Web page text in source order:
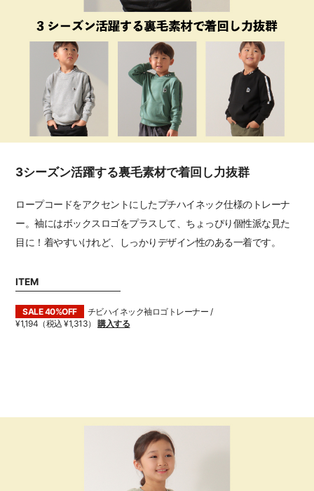
3シーズン活躍する裏毛素材で着回し力抜群
ロープコードをアクセントにしたプチハイネック仕様のトレーナ
ー。袖にはボックスロゴをプラスして、ちょっぴり個性派な見た
目に！着やすいけれど、しっかりデザイン性のある一着です。
ITEM
SALE 40%OFF
チビハイネック袖ロゴトレーナー /
¥1,194（税込 ¥1,313）購入する